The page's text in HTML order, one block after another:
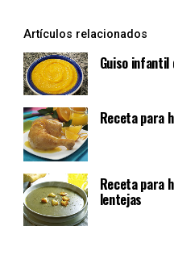
Artículos relacionados
Guiso infantil
Receta para
Receta para
lentejas